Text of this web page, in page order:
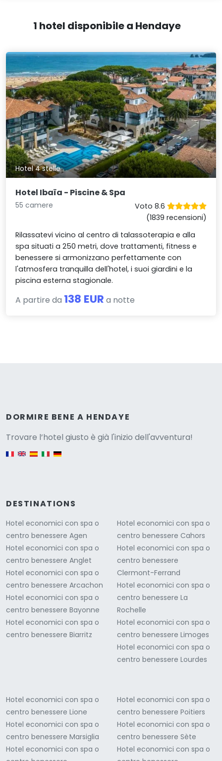
1 hotel disponibile a Hendaye
Hotel 4 stelle
Hotel Ibaïa - Piscine & Spa
55 camere
Voto 8.6
(1839 recensioni)
Rilassatevi vicino al centro di talassoterapia e alla
spa situati a 250 metri, dove trattamenti, fitness e
benessere si armonizzano perfettamente con
l'atmosfera tranquilla dell'hotel, i suoi giardini e la
piscina esterna stagionale.
A partire da 138 EUR a notte
DORMIRE BENE A HENDAYE
Trovare l’hotel giusto è già l'inizio dell'avventura!
DESTINATIONS
Hotel economici con spa o
centro benessere Agen
Hotel economici con spa o
centro benessere Anglet
Hotel economici con spa o
centro benessere Arcachon
Hotel economici con spa o
centro benessere Bayonne
Hotel economici con spa o
centro benessere Biarritz
Hotel economici con spa o
centro benessere Cahors
Hotel economici con spa o
centro benessere
Clermont-Ferrand
Hotel economici con spa o
centro benessere La
Rochelle
Hotel economici con spa o
centro benessere Limoges
Hotel economici con spa o
centro benessere Lourdes
Hotel economici con spa o
centro benessere Lione
Hotel economici con spa o
centro benessere Marsiglia
Hotel economici con spa o
Hotel economici con spa o
centro benessere Poitiers
Hotel economici con spa o
centro benessere Sète
Hotel economici con spa o